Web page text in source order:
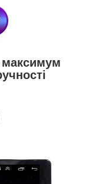
максимум